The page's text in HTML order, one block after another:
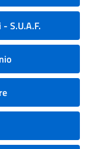
S.U.A.F.